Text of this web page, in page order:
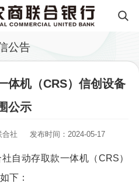
公告
体机（CRS）信创设备
公示
合社 发布时间：2024-05-17
自动存取款一体机（CRS）
下：